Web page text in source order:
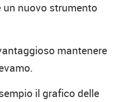
nuovo strumento
mantenere
il grafico delle